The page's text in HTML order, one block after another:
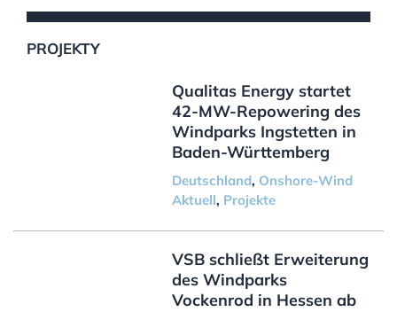
PROJEKTY
Qualitas Energy startet
42-MW-Repowering des
Windparks Ingstetten in
Baden-Württemberg
Deutschland, Onshore-Wind
Aktuell, Projekte
VSB schließt Erweiterung
des Windparks
Vockenrod in Hessen ab